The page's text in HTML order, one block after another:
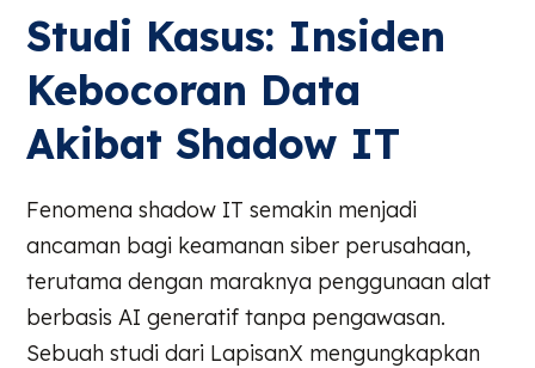
Studi Kasus: Insiden
Kebocoran Data
Akibat Shadow IT
Fenomena shadow IT semakin menjadi
ancaman bagi keamanan siber perusahaan,
terutama dengan maraknya penggunaan alat
berbasis AI generatif tanpa pengawasan.
Sebuah studi dari LapisanX mengungkapkan